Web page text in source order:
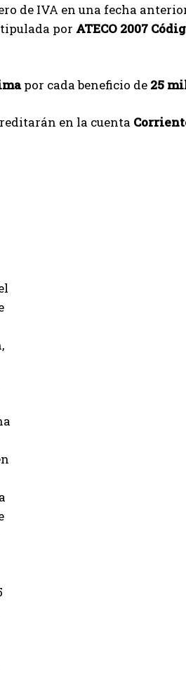
de IVA en una fecha
por ATECO 2007
por cada beneficio de 25
en la cuenta